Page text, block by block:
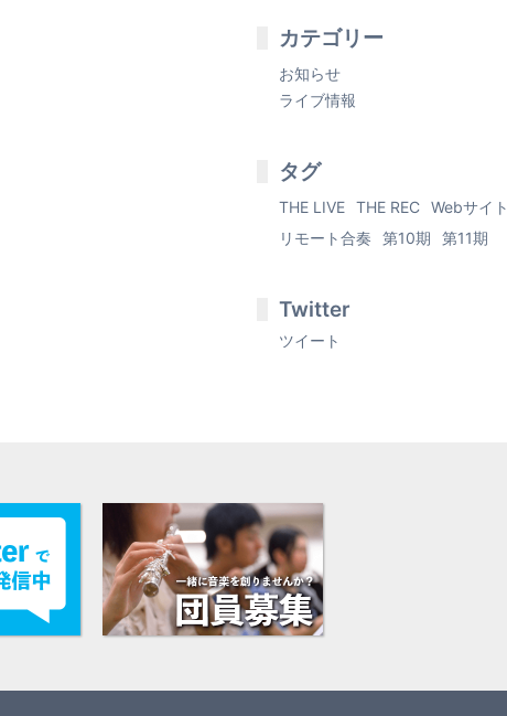
カテゴリー
お知らせ
ライブ情報
タグ
THE LIVE THE REC Webサイト
リモート合奏
第10期 第11期
Twitter
ツイート